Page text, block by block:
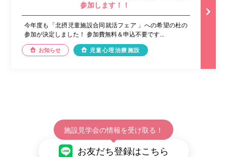
参加します！！
今年度も「北摂児童施設合同就活フェア 」への希望の杜の
参加が決定しました！ 参加費無料＆申込不要です...
お知らせ 児童心理治療施設
施設見学会の情報を受け取る！
お友だち登録はこちら